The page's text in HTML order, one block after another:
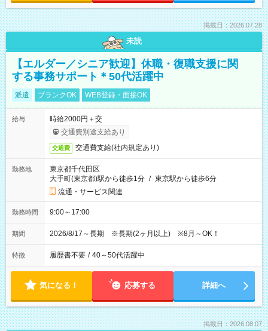
掲載日：2026.07.28
未読
【エルダー／シニア歓迎】休職・復職支援に関
する事務サポート＊50代活躍中
派遣 ブランクOK WEB登録・面接OK
給与
時給2000円＋交
交通費別途支給あり
交通費 交通費支給(社内規定あり)
勤務地
東京都千代田区
大手町(東京都)駅から徒歩1分 / 東京駅から徒歩6分
流通・サービス関連
勤務時間 9:00～17:00
期間 2026/8/17～長期 ※長期(2ヶ月以上) ※8月～OK！
特徴 履歴書不要 / 40～50代活躍中
気になる！ 応募する 詳細へ
掲載日：2026.08.07